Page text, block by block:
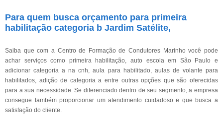
Para quem busca orçamento para primeira
habilitação categoria b Jardim Satélite,
Saiba que com a Centro de Formação de Condutores Marinho você pode
achar serviços como primeira habilitação, auto escola em São Paulo e
adicionar categoria a na cnh, aula para habilitado, aulas de volante para
habilitados, adição de categoria a entre outras opções que são oferecidas
para a sua necessidade. Se diferenciado dentro de seu segmento, a empresa
consegue também proporcionar um atendimento cuidadoso e que busca a
satisfação do cliente.